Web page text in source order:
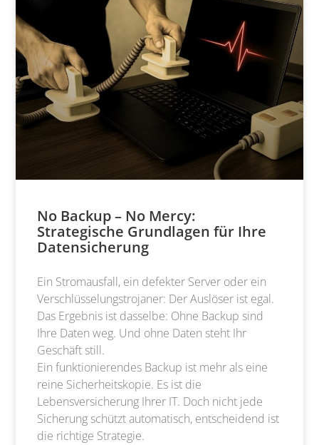
No Backup – No Mercy:
Strategische Grundlagen für Ihre
Datensicherung
Ein Stromausfall, ein defekter Server oder ein
Verschlüsselungstrojaner: Der Auslöser ist egal.
Das Ergebnis ist dasselbe: Ohne Backup sind
Ihre Daten weg. Und ohne Daten steht Ihr
Geschäft still.
Ein funktionierendes Backup ist mehr als eine
reine Sicherheitskopie. Es ist die
Lebensversicherung Ihrer IT. Doch nicht jede
Sicherung schützt automatisch, entscheidend ist
die richtige Strategie.